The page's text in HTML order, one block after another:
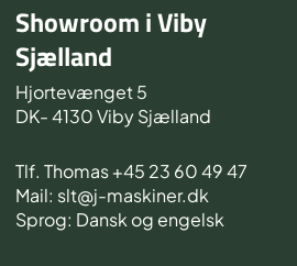
Showroom i Viby
Sjælland
Hjortevænget 5
DK- 4130 Viby Sjælland
Tlf. Thomas +45 23 60 49 47
Mail: slt@j-maskiner.dk
Sprog: Dansk og engelsk